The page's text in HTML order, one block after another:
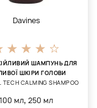
Davines
ШАМПУНЬ ДЛЯ
​​ШКІРИ ГОЛОВИ
TECH CALMING SHAMPOO
100 мл,250 мл